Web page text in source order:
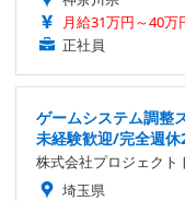
月給31万円～40万
正社員
ゲームシステム調整
未経験歓迎/完全週
株式会社プロジェクト
埼玉県